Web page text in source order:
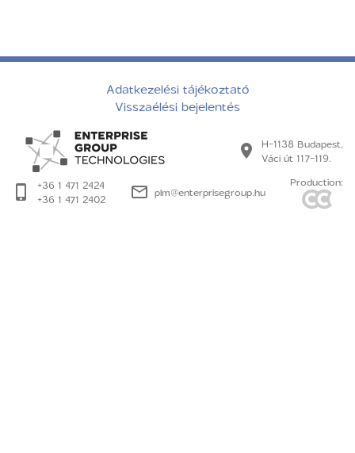
Adatkezelési tájékoztató
Visszaélési bejelentés
H-1138 Budapest,
Váci út 117-119.
+36 1 471 2424
+36 1 471 2402
plm@enterprisegroup.hu
Production: